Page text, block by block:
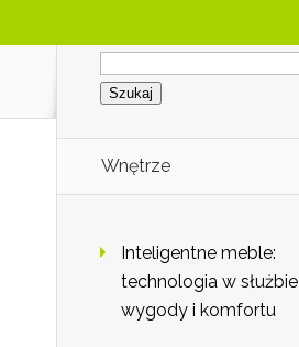
Szukaj:
Wnętrze
Inteligentne meble:
technologia w służbie
wygody i komfortu